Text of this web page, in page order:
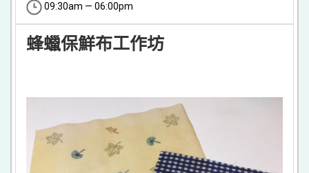
09:30am — 06:00pm
蜂蠟保鮮布工作坊